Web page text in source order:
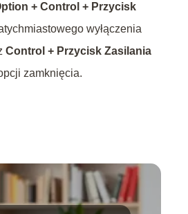
+ Control + Przycisk
wyłączenia
Control + Przycisk Zasilania
zamknięcia.